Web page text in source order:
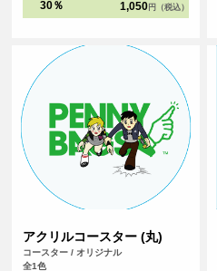
30％ 1,050 円（税込）
アクリルコースター (丸)
コースター / オリジナル
全1色